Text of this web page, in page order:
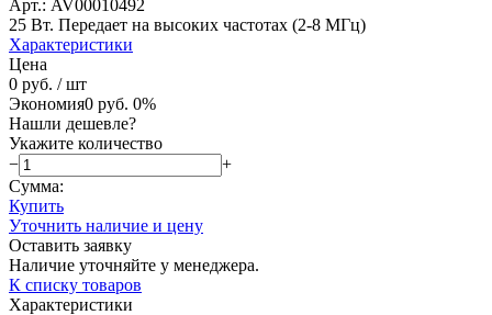
Арт.: AV00010492
25 Вт. Передает на высоких частотах (2-8 МГц)
Характеристики
Цена
0 руб. / шт
Экономия0 руб. 0%
Нашли дешевле?
Укажите количество
−
+
Сумма:
Купить
Уточнить наличие и цену
Оставить заявку
Наличие уточняйте у менеджера.
К списку товаров
Характеристики